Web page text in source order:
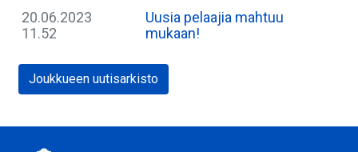
20.06.2023
11.52
Uusia pelaajia mahtuu
mukaan!
Joukkueen uutisarkisto